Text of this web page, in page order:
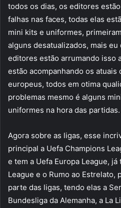
todos os dias, os editores
falhas nas faces, todas elas
mini kits e uniformes,
alguns desatualizados, mais eu
editores estão arrumando isso
estão acompanhando os
europeus, todos em otima
problemas mesmo é alguns
uniformes na hora das partidas.
Agora sobre as ligas, esse
principal a Uefa Champions
e tem a Uefa Europa League,
League e o Rumo ao Estrelato,
parte das ligas, tendo elas a
Bundesliga da Alemanha, a La